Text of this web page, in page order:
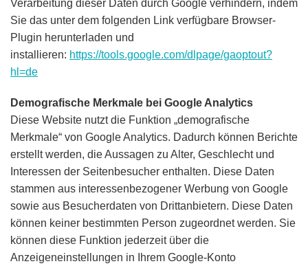
Verarbeitung dieser Daten durch Google verhindern, indem
Sie das unter dem folgenden Link verfügbare Browser-
Plugin herunterladen und
installieren: https://tools.google.com/dlpage/gaoptout?
hl=de
Demografische Merkmale bei Google Analytics
Diese Website nutzt die Funktion „demografische
Merkmale“ von Google Analytics. Dadurch können Berichte
erstellt werden, die Aussagen zu Alter, Geschlecht und
Interessen der Seitenbesucher enthalten. Diese Daten
stammen aus interessenbezogener Werbung von Google
sowie aus Besucherdaten von Drittanbietern. Diese Daten
können keiner bestimmten Person zugeordnet werden. Sie
können diese Funktion jederzeit über die
Anzeigeneinstellungen in Ihrem Google-Konto